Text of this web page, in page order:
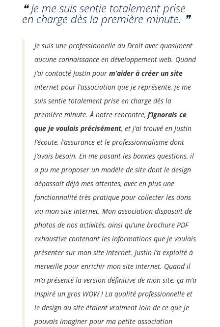
❝ Je me suis sentie totalement prise
en charge dès la première minute. ❞
Je suis une professionnelle du Droit avec quasiment
aucune connaissance en développement web. Quand
j’ai contacté Justin pour m’aider à créer un site
internet pour l’association que je représente, je me
suis sentie totalement prise en charge dès la
première minute. À notre rencontre, j’ignorais ce
que je voulais précisément, et j’ai trouvé en Justin
l’écoute, l’assurance et le professionnalisme dont
j’avais besoin. En me posant les bonnes questions, il
a pu me proposer un modèle de site dont le design
dépassait déjà mes attentes, avec en plus une
fonctionnalité très pratique pour collecter les dons
via mon site internet. Mon association disposait de
photos de nos activités, ainsi qu’une brochure PDF
exhaustive contenant les informations que je voulais
présenter sur mon site internet. Justin l’a exploité à
merveille pour enrichir mon site internet. Quand il
m’a présenté la version définitive de mon site, ça m’a
inspiré un gros WOW ! La qualité professionnelle et
le design du site étaient vraiment loin de ce que je
pouvais imaginer pour ma petite association